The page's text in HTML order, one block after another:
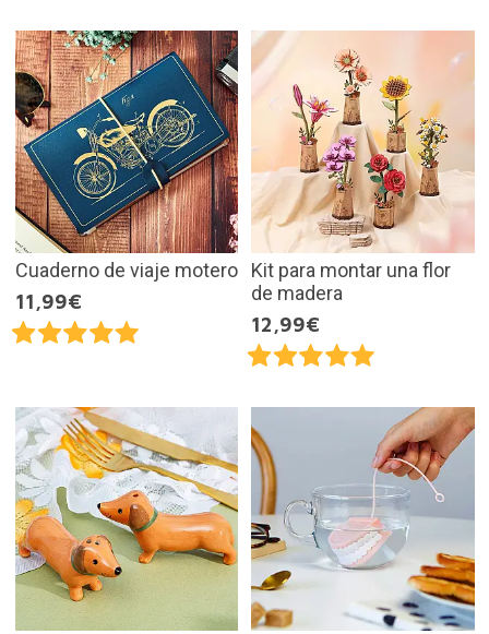
Cuaderno de viaje motero
11,99€
Kit para montar una flor
de madera
12,99€